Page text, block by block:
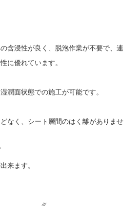
含浸性が良く、脱泡作業が不要で、連
に優れています。
潤面状態での施工が可能です。
なく、シート層間のはく離がありませ
来ます。